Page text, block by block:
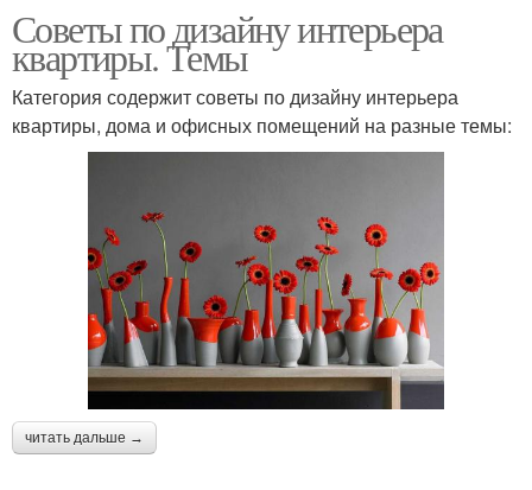
Советы по дизайну интерьера
квартиры. Темы
Категория содержит советы по дизайну интерьера
квартиры, дома и офисных помещений на разные темы:
читать дальше →